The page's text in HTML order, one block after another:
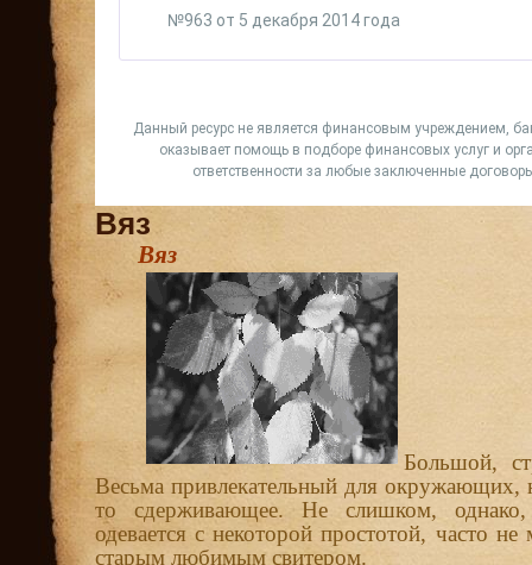
Вяз
Вяз
Большой,
Весьма привлекательный для окружающих,
то сдерживающее. Не слишком,
одевается с некоторой простотой, часто не
старым любимым свитером.